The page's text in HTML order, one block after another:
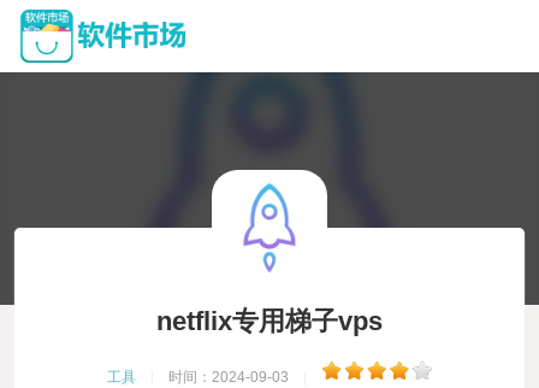
netflix专用梯子vps
工具 时间：2024-09-03